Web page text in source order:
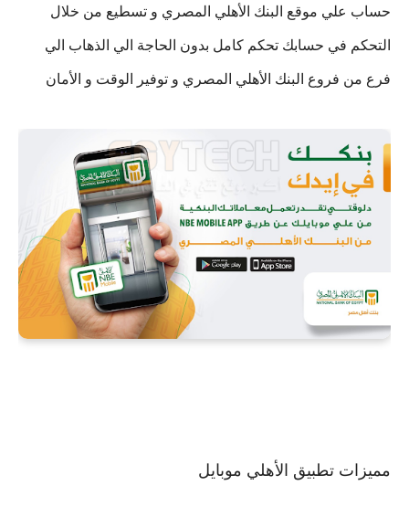
حساب علي موقع البنك الأهلي المصري و تسطيع من خلال
التحكم في حسابك تحكم كامل بدون الحاجة الي الذهاب الي
فرع من فروع البنك الأهلي المصري و توفير الوقت و الأمان
مميزات تطبيق الأهلي موبايل